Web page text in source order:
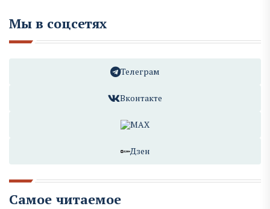
Мы в соцсетях
Телеграм
Вконтакте
MAX
Дзен
Самое читаемое